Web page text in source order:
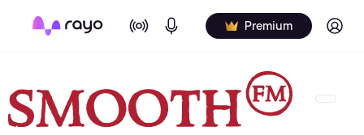
On Air Podcasts Premium Log in